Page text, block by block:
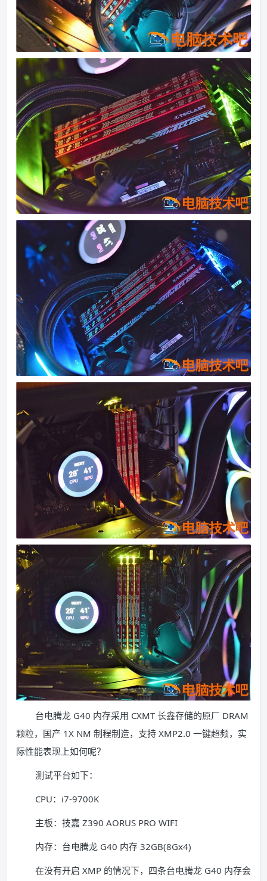
台电腾龙 G40 内存采用 CXMT 长鑫存储的原厂 DRAM
颗粒，国产 1X NM 制程制造，支持 XMP2.0 一键超频，实
际性能表现上如何呢？
测试平台如下：
CPU：i7-9700K
主板：技嘉 Z390 AORUS PRO WIFI
内存：台电腾龙 G40 内存 32GB(8Gx4)
在没有开启 XMP 的情况下，四条台电腾龙 G40 内存会